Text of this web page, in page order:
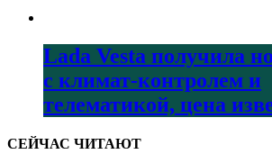
Lada Vesta получила
с климат-контролем и
телематикой, цена
СЕЙЧАС ЧИТАЮТ